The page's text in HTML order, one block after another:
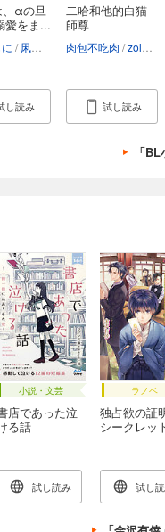
αの旦
愛をま...
凩はとば
し読み
二哈和他的白猫
師尊
肉包不吃肉 zolaida
試し読み
「
小説・文芸
店であった泣
る話
試し読み
ラノベ
独占欲の証
シークレッ
試し